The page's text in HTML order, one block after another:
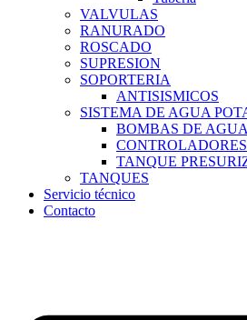
VALVULAS
RANURADO
ROSCADO
SUPRESION
SOPORTERIA
ANTISISMICOS
SISTEMA DE AGUA
BOMBAS DE AGUA
CONTROLADORES
TANQUE
TANQUES
Servicio técnico
Contacto